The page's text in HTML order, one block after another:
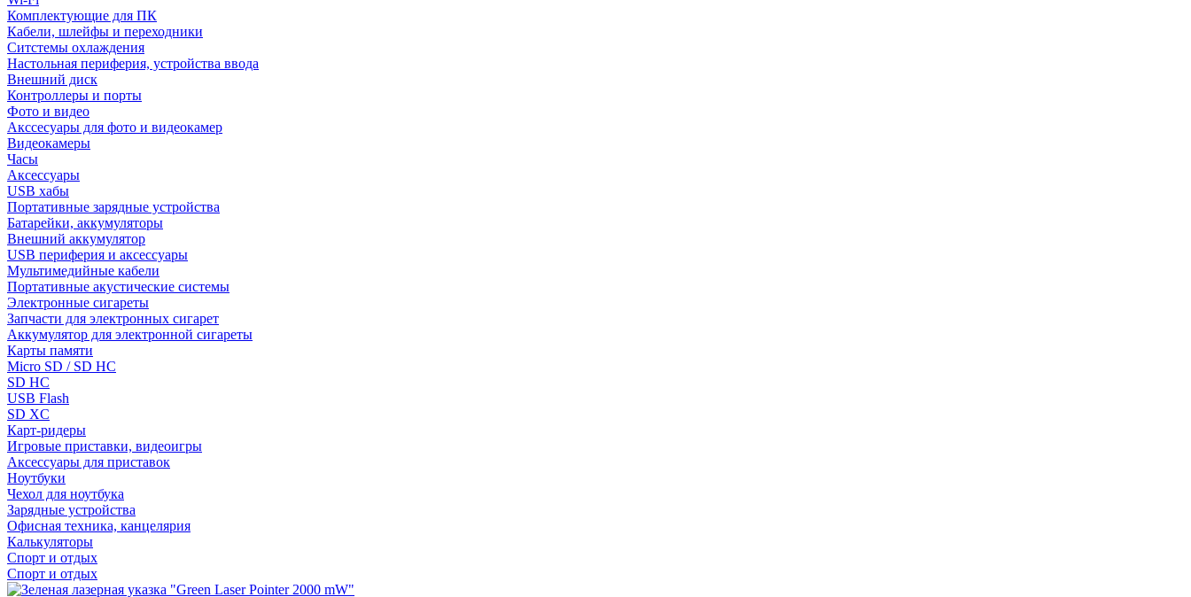
Комплектующие для ПК
Кабели, шлейфы и переходники
Ситстемы охлаждения
Настольная периферия, устройства ввода
Внешний диск
Контроллеры и порты
Фото и видео
Акссесуары для фото и видеокамер
Видеокамеры
Часы
Аксессуары
USB хабы
Портативные зарядные устройства
Батарейки, аккумуляторы
Внешний аккумулятор
USB периферия и аксессуары
Мультимедийные кабели
Портативные акустические системы
Электронные сигареты
Запчасти для электронных сигарет
Аккумулятор для электронной сигареты
Карты памяти
Micro SD / SD HC
SD HC
USB Flash
SD XC
Карт-ридеры
Игровые приставки, видеоигры
Аксессуары для приставок
Ноутбуки
Чехол для ноутбука
Зарядные устройства
Офисная техника, канцелярия
Калькуляторы
Спорт и отдых
Спорт и отдых